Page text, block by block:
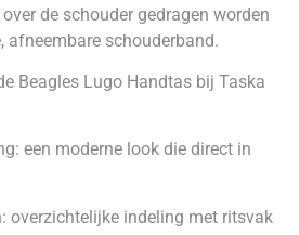
de schouder gedragen worden
afneembare schouderband.
Beagles Lugo Handtas bij Taska
een moderne look die direct in
overzichtelijke indeling met ritsvak